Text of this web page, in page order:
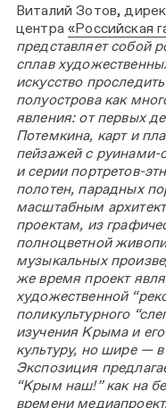
Виталий Зотов,
центра«Российская
представляет собой
сплав
искусство
полуострова как
явления: от первых
Потемкина, карт и
пейзажей с
и серии портретов-
полотен, парадных
масштабным
проектам, из
полноцветной
музыкальных
же время проект
художественной
поликультурного
изучения Крыма и
культуру, но шире —
Экспозиция
“Крым наш!” как на
времени